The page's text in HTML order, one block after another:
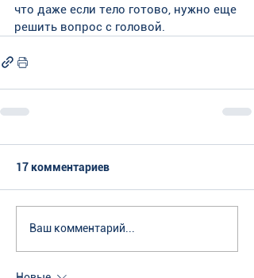
что даже если тело готово, нужно еще
решить вопрос с головой.
17 комментариев
Ваш комментарий...